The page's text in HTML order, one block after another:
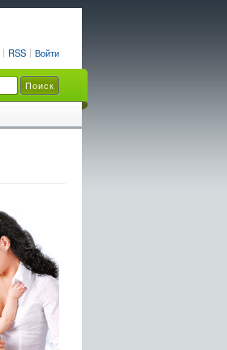
RSS Войти